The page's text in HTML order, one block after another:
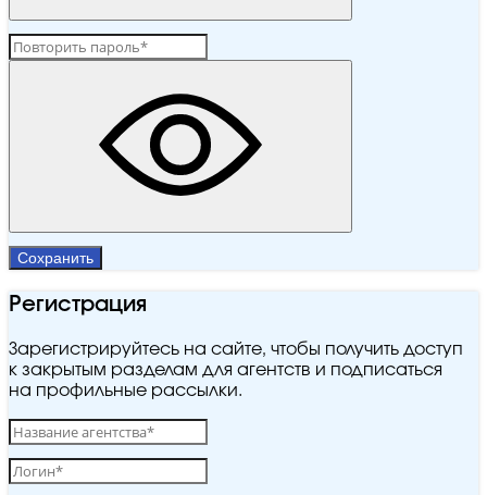
Сохранить
Регистрация
Зарегистрируйтесь на сайте, чтобы получить доступ
к закрытым разделам для агентств и подписаться
на профильные рассылки.